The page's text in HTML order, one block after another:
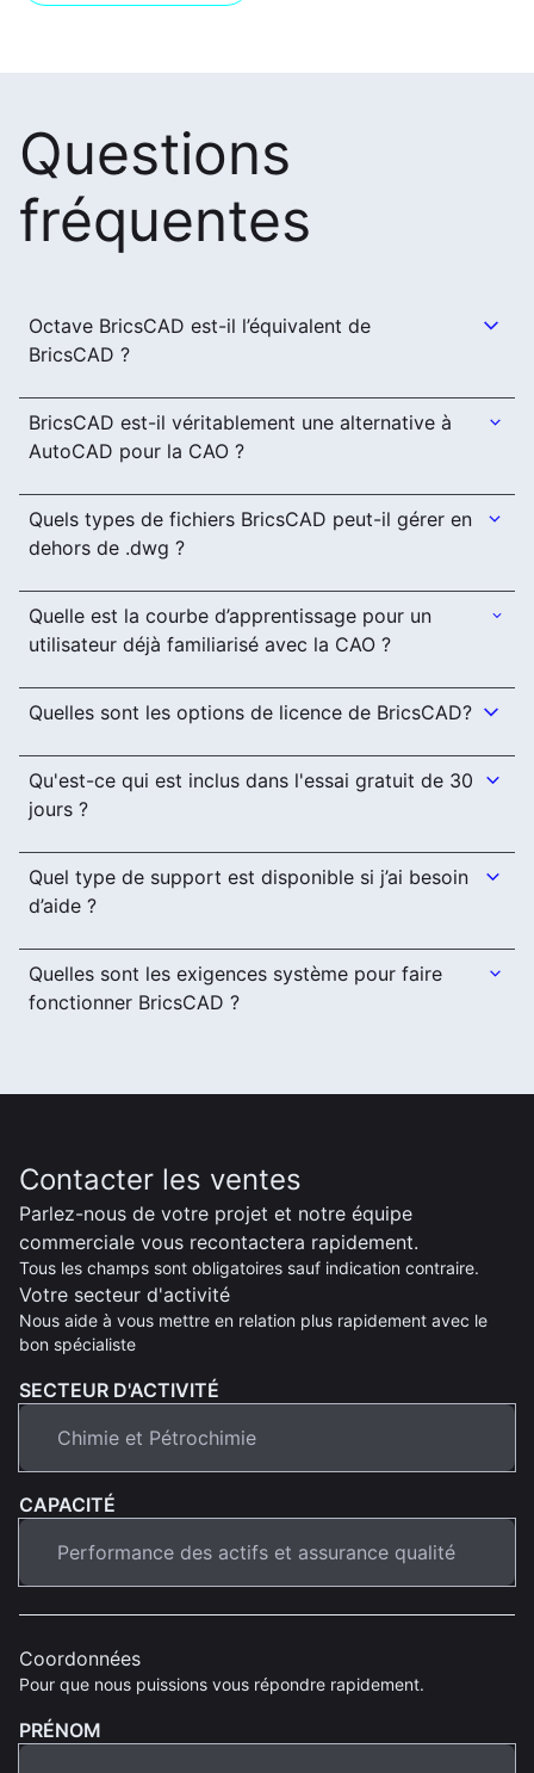
Questions
fréquentes
Octave BricsCAD est-il l’équivalent de
BricsCAD ?
BricsCAD est-il véritablement une alternative à
AutoCAD pour la CAO ?
Quels types de fichiers BricsCAD peut-il gérer en
dehors de .dwg ?
Quelle est la courbe d’apprentissage pour un
utilisateur déjà familiarisé avec la CAO ?
Quelles sont les options de licence de BricsCAD?
Qu'est-ce qui est inclus dans l'essai gratuit de 30
jours ?
Quel type de support est disponible si j’ai besoin
d’aide ?
Quelles sont les exigences système pour faire
fonctionner BricsCAD ?
Contacter les ventes
Parlez-nous de votre projet et notre équipe
commerciale vous recontactera rapidement.
Tous les champs sont obligatoires sauf indication contraire.
Votre secteur d'activité
Nous aide à vous mettre en relation plus rapidement avec le
bon spécialiste
SECTEUR D'ACTIVITÉ
CAPACITÉ
Coordonnées
Pour que nous puissions vous répondre rapidement.
PRÉNOM